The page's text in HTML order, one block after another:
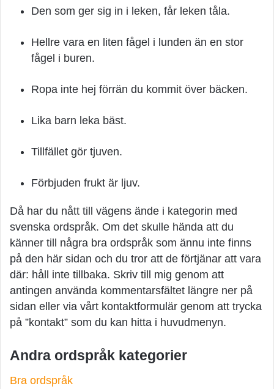
Den som ger sig in i leken, får leken tåla.
Hellre vara en liten fågel i lunden än en stor
fågel i buren.
Ropa inte hej förrän du kommit över bäcken.
Lika barn leka bäst.
Tillfället gör tjuven.
Förbjuden frukt är ljuv.
Då har du nått till vägens ände i kategorin med
svenska ordspråk. Om det skulle hända att du
känner till några bra ordspråk som ännu inte finns
på den här sidan och du tror att de förtjänar att vara
där: håll inte tillbaka. Skriv till mig genom att
antingen använda kommentarsfältet längre ner på
sidan eller via vårt kontaktformulär genom att trycka
på ”kontakt” som du kan hitta i huvudmenyn.
Andra ordspråk kategorier
Bra ordspråk